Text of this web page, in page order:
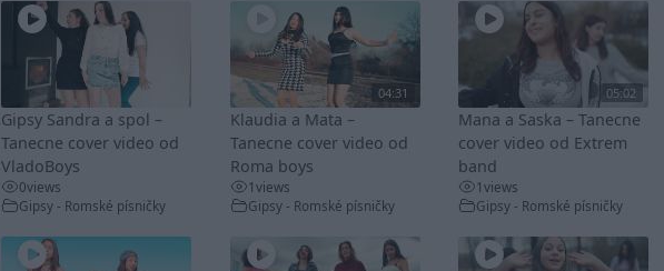
Gipsy Sandra a spol –
Tanecne cover video od
VladoBoys
0views
Gipsy - Romské písničky
04:31
Klaudia a Mata –
Tanecne cover video od
Roma boys
1views
Gipsy - Romské písničky
05:02
Mana a Saska – Tanecne
cover video od Extrem
band
1views
Gipsy - Romské písničky